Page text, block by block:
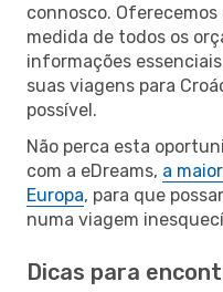
connosco. Oferecemos
medida de todos os
informações
suas viagens para
possível.
Não perca esta
com a eDreams, a
Europa, para que
numa viagem
Dicas para